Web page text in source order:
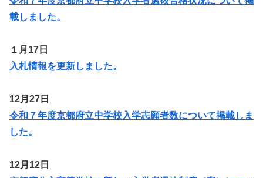
載しました。
１月17日
入札情報を更新しました。
12月27日
令和７年度京都府立中学校入学志願者数について掲載しま
した。
12月12日